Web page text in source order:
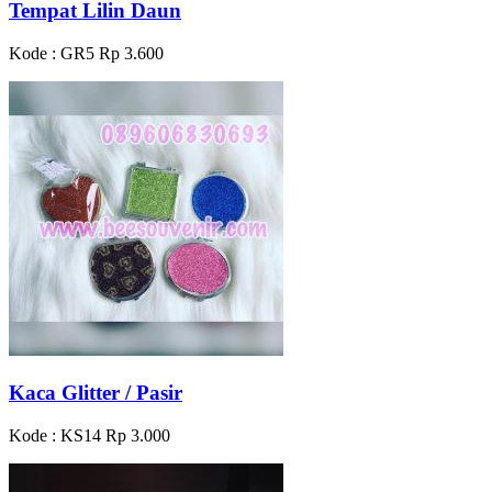
Tempat Lilin Daun
Kode : GR5 Rp 3.600
Kaca Glitter / Pasir
Kode : KS14 Rp 3.000